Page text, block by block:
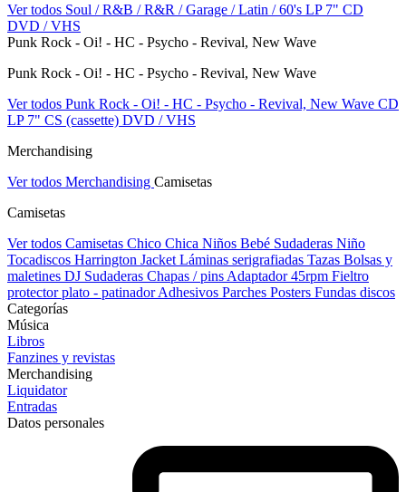
Ver todos Soul / R&B / R&R / Garage / Latin / 60's LP 7" CD
DVD / VHS
Punk Rock - Oi! - HC - Psycho - Revival, New Wave
Punk Rock - Oi! - HC - Psycho - Revival, New Wave
Ver todos Punk Rock - Oi! - HC - Psycho - Revival, New Wave CD
LP 7" CS (cassette) DVD / VHS
Merchandising
Ver todos Merchandising Camisetas
Camisetas
Ver todos Camisetas Chico Chica Niños Bebé Sudaderas Niño
Tocadiscos Harrington Jacket Láminas serigrafiadas Tazas Bolsas y
maletines DJ Sudaderas Chapas / pins Adaptador 45rpm Fieltro
protector plato - patinadorAdhesivos Parches Posters Fundas discos
Categorías
Música
Libros
Fanzines y revistas
Merchandising
Liquidator
Entradas
Datos personales